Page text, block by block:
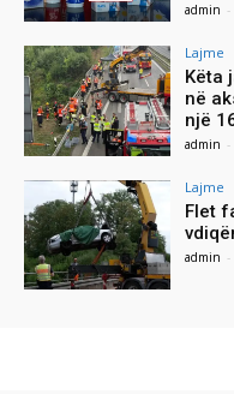
admin -
Lajme
Këta
në
një
admin -
Lajme
Flet
admin -